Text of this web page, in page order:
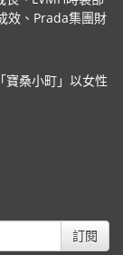
效、Prada集團財
寶桑小町」以女性
訂閱